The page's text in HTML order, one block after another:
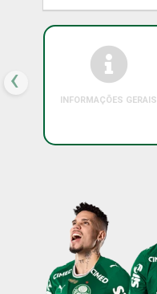
INFORMAÇÕES GERAIS
‹